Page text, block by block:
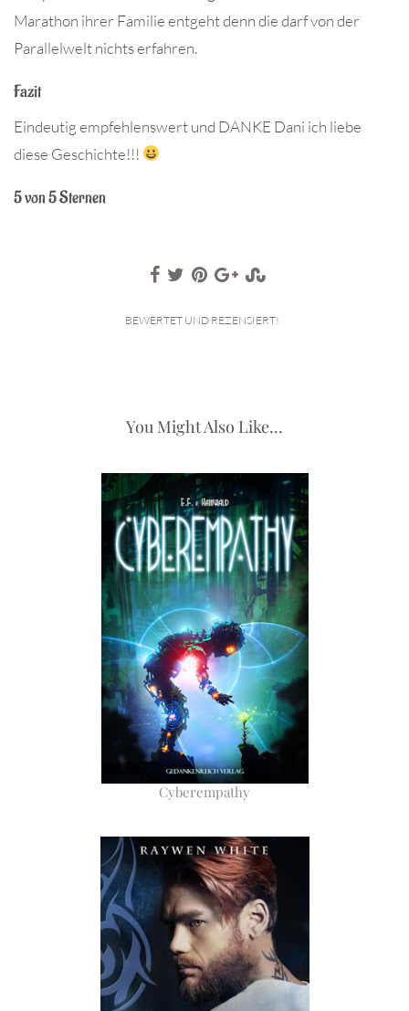
Marathon ihrer Familie entgeht denn die darf von der
Parallelwelt nichts erfahren.
Fazit
Eindeutig empfehlenswert und DANKE Dani ich liebe
diese Geschichte!!!
5 von 5 Sternen
BEWERTET UND REZENSIERT!
You Might Also Like...
Cyberempathy